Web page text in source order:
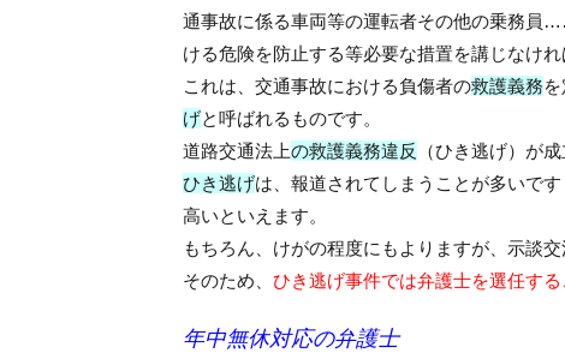
通事故に係る車両等の運転者その他の乗務員
ける危険を防止する等必要な措置を講じなけれ
これは、交通事故における負傷者の救護義務
げと呼ばれるものです。
道路交通法 上の救護義務違反 （ひき逃げ）が
ひき逃げは、報道されてしまうことが多いで
高いといえます。
もちろん、けがの程度にもよりますが、示談
そのため、 ひき逃げ事件では弁護士を選任する
年中無休対応の弁護士